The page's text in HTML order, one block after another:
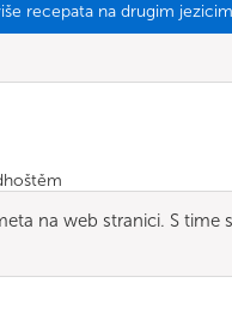
recepata na drugim
na web stranici. S time